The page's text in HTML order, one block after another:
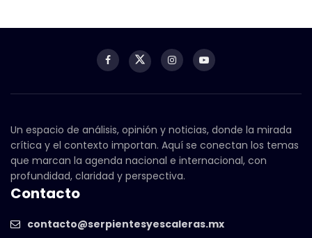
Un espacio de análisis, opinión y noticias, donde la mirada
crítica y el contexto importan. Aquí se conectan los temas
que marcan la agenda nacional e internacional, con
profundidad, claridad y perspectiva.
Contacto
contacto@serpientesyescaleras.mx